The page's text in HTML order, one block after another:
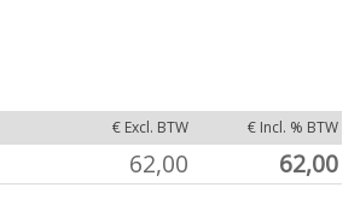
€ Excl. BTW € Incl. % BTW
62,00 62,00